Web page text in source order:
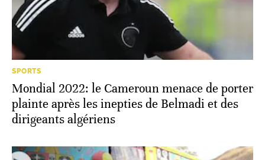
SPORTS
Mondial 2022: le Cameroun menace de porter
plainte après les inepties de Belmadi et des
dirigeants algériens